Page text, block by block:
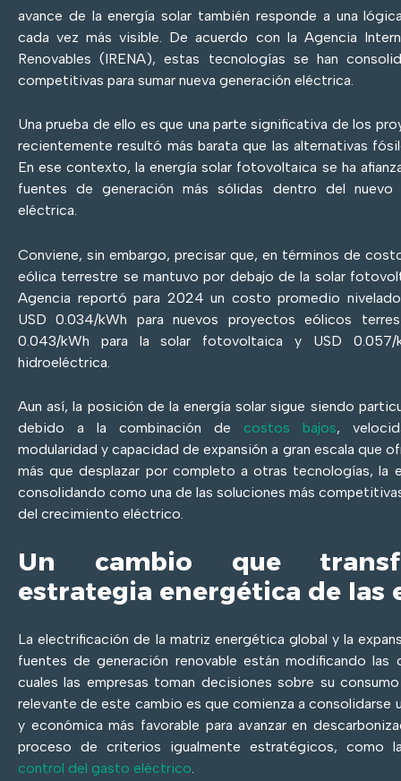
avance de la energía solar también responde a una
cada vez más visible. De acuerdo con la Agencia
Renovables (IRENA), estas tecnologías se han
competitivas para sumar nueva generación eléctrica.
Una prueba de ello es que una parte significativa de los
recientemente resultó más barata que las alternativas
En ese contexto, la energía solar fotovoltaica se ha
fuentes de generación más sólidas dentro del nuevo
eléctrica.
Conviene, sin embargo, precisar que, en términos de
eólica terrestre se mantuvo por debajo de la solar
Agencia reportó para 2024 un costo promedio
USD 0.034/kWh para nuevos proyectos eólicos
0.043/kWh para la solar fotovoltaica y USD 0.057/
hidroeléctrica.
Aun así, la posición de la energía solar sigue siendo
debido a la combinación de costos bajos,
modularidad y capacidad de expansión a gran escala que
más que desplazar por completo a otras tecnologías, la
consolidando como una de las soluciones más
del crecimiento eléctrico.
Un cambio que
estrategia energética de las
La electrificación de la matriz energética global y la
fuentes de generación renovable están modificando las
cuales las empresas toman decisiones sobre su
relevante de este cambio es que comienza a consolidarse
y económica más favorable para avanzar en
proceso de criterios igualmente estratégicos, como
control del gasto eléctrico.